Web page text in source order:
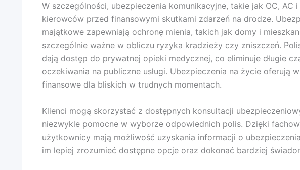
W szczególności, ubezpieczenia komunikacyjne, takie jak OC, AC i
kierowców przed finansowymi skutkami zdarzeń na drodze.
majątkowe zapewniają ochronę mienia, takich jak domy i
szczególnie ważne w obliczu ryzyka kradzieży czy zniszczeń.
dają dostęp do prywatnej opieki medycznej, co eliminuje długie
oczekiwania na publiczne usługi. Ubezpieczenia na życie oferują
finansowe dla bliskich w trudnych momentach.
Klienci mogą skorzystać z dostępnych konsultacji
niezwykle pomocne w wyborze odpowiednich polis. Dzięki
użytkownicy mają możliwość uzyskania informacji o
im lepiej zrozumieć dostępne opcje oraz dokonać bardziej